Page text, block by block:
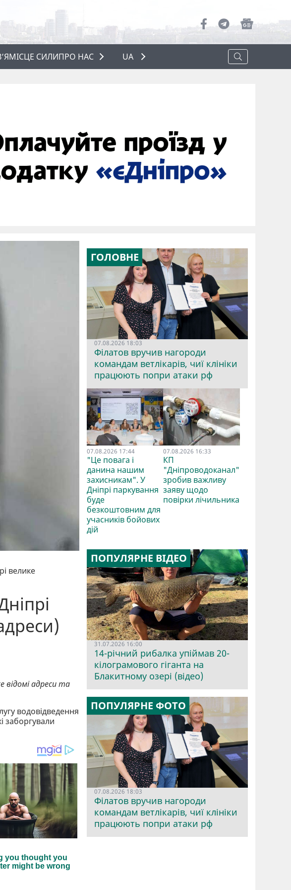
МІСЦЕ СИЛИПРО НАС
ПРО НАС
UA
велике
відомі адреси та
водовідведення
заборгували
ГОЛОВНЕ
07.08.2026 18:03
Філатов вручив нагороди
командам ветлікарів, чиї клініки
працюють попри атаки рф
07.08.2026 17:44
"Це повага і
данина нашим
захисникам". У
Дніпрі паркування
буде
безкоштовним для
учасників бойових
дій
07.08.2026 16:33
КП
"Дніпроводоканал"
зробив важливу
заяву щодо
повірки лічильника
ПОПУЛЯРНЕ ВІДЕО
31.07.2026 16:00
14-річний рибалка упіймав 20-
кілограмового гіганта на
Блакитному озері (відео)
ПОПУЛЯРНЕ ФОТО
07.08.2026 18:03
Філатов вручив нагороди
командам ветлікарів, чиї клініки
працюють попри атаки рф